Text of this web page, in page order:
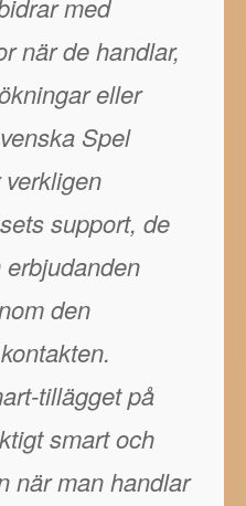
med
när de handlar,
eller
Spel
support, de
den
tillägget på
smart och
när man handlar